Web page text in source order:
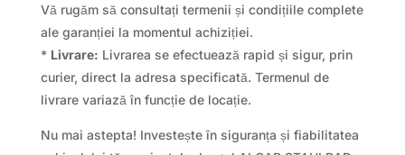
Vă rugăm să consultați termenii și condițiile complete
ale garanției la momentul achiziției.
* Livrare: Livrarea se efectuează rapid și sigur, prin
curier, direct la adresa specificată. Termenul de
livrare variază în funcție de locație.
Nu mai astepta! Investește în siguranța și fiabilitatea